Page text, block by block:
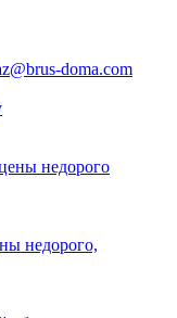
doma.com